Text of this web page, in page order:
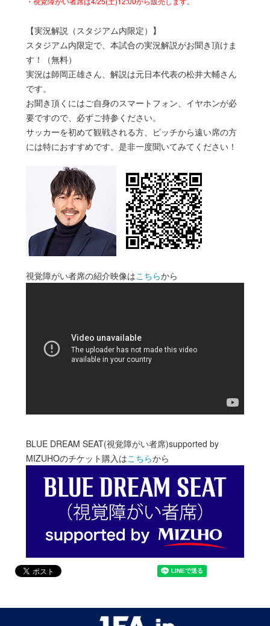
【実況解説（スタジアム内限定）】
スタジアム内限定で、本試合の実況解説がお聞き頂けま
す！（無料）
実況は師岡正雄さん、解説は元日本代表の松井大輔さん
です。
お聞き頂くにはご自身のスマートフォン、イヤホンが必
要ですので、必ずご持参ください。
サッカーを初めて観戦される方、ピッチから遠い席の方
には特におすすめです。是非一度聞いてみてください！
視覚障がい者席の紹介映像はこちらから
BLUE DREAM SEAT(視覚障がい者席)supported by
MIZUHOのチケット購入はこちらから